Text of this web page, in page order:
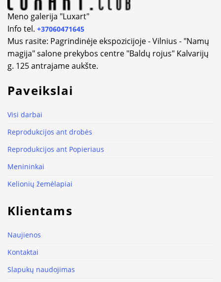
Meno galerija "Luxart"
Info tel. +37060471645
Mus rasite: Pagrindinėje ekspozicijoje - Vilnius - "Namų
magija" salone prekybos centre "Baldų rojus" Kalvarijų
g. 125 antrajame aukšte.
Paveikslai
Visi darbai
Reprodukcijos ant drobės
Reprodukcijos ant Popieriaus
Menininkai
Kelionių žemėlapiai
Klientams
Naujienos
Kontaktai
Slapukų naudojimas